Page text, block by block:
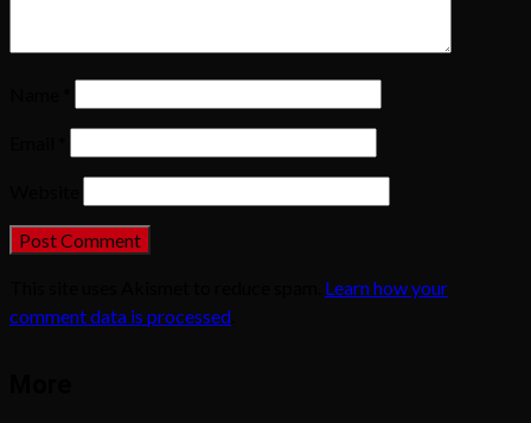
Learn how your
comment data is processed